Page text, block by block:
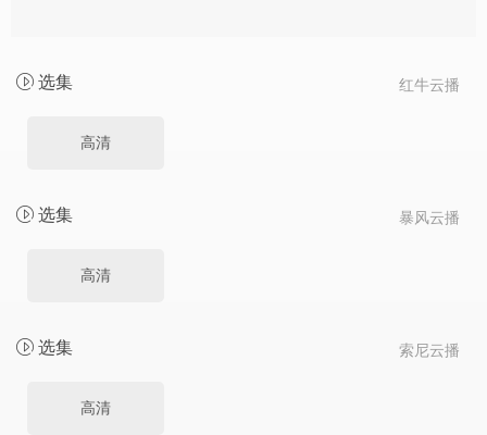
红牛云播
选集
高清
暴风云播
选集
高清
索尼云播
选集
高清